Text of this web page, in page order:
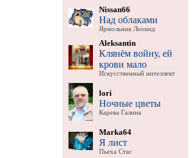
Nissan66
Над облаками
Ярмольник Леонид
Aleksantin
Клянём войну, ей
крови мало
Искусственный интеллект
lori
Ночные цветы
Карева Галина
Marka64
Я лист
Пьеха Стас